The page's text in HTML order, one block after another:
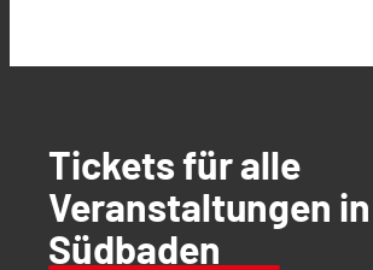
Tickets für alle
Veranstaltungen in
Südbaden